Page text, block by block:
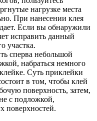
нагрузке места
При нанесении клея
Если вы обнаружили
исправить данный
участка.
сперва небольшой
набраться немного
Суть приклейки
в том, чтобы клей
поверхность, затем,
с подложкой,
поверхностей.